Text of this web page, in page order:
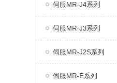
伺服MR-J4系列
伺服MR-J3系列
伺服MR-J2S系列
伺服MR-E系列